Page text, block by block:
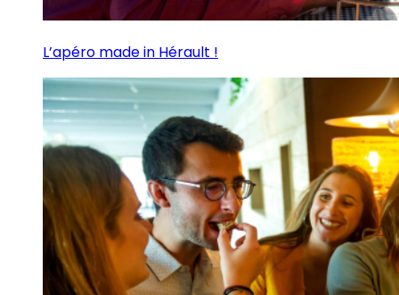
L’apéro made in Hérault !